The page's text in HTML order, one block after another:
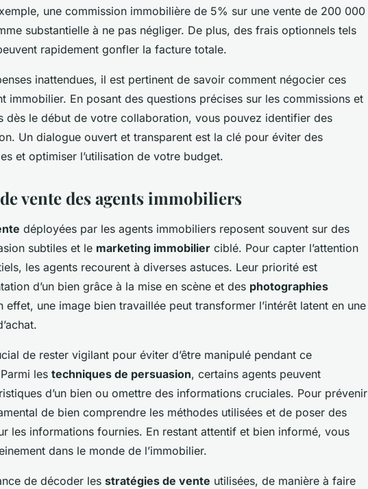
une commission immobilière de 5% sur une vente de 200 000
substantielle à ne pas négliger. De plus, des frais optionnels tels
rapidement gonfler la facture totale.
inattendues, il est pertinent de savoir comment négocier ces
immobilier. En posant des questions précises sur les commissions et
dès le début de votre collaboration, vous pouvez identifier des
Un dialogue ouvert et transparent est la clé pour éviter des
et optimiser l’utilisation de votre budget.
vente des agents immobiliers
déployées par les agents immobiliers reposent souvent sur des
subtiles et le marketing immobilier ciblé. Pour capter l’attention
les agents recourent à diverses astuces. Leur priorité est
d’un bien grâce à la mise en scène et des photographies
effet, une image bien travaillée peut transformer l’intérêt latent en une
de rester vigilant pour éviter d’être manipulé pendant ce
les techniques de persuasion, certains agents peuvent
d’un bien ou omettre des informations cruciales. Pour prévenir
de bien comprendre les méthodes utilisées et de poser des
les informations fournies. En restant attentif et bien informé, vous
dans le monde de l’immobilier.
de décoder les stratégies de vente utilisées, de manière à faire